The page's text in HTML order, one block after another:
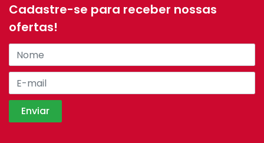
Cadastre-se para receber nossas
ofertas!